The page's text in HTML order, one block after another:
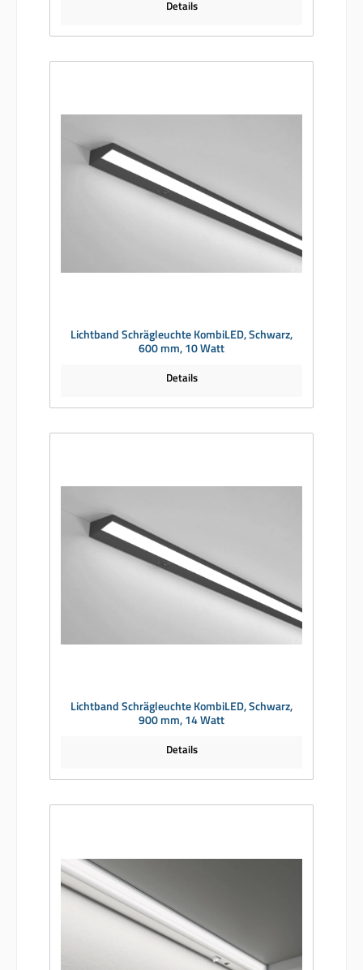
Details
Lichtband Schrägleuchte KombiLED, Schwarz,
600 mm, 10 Watt
Details
Lichtband Schrägleuchte KombiLED, Schwarz,
900 mm, 14 Watt
Details